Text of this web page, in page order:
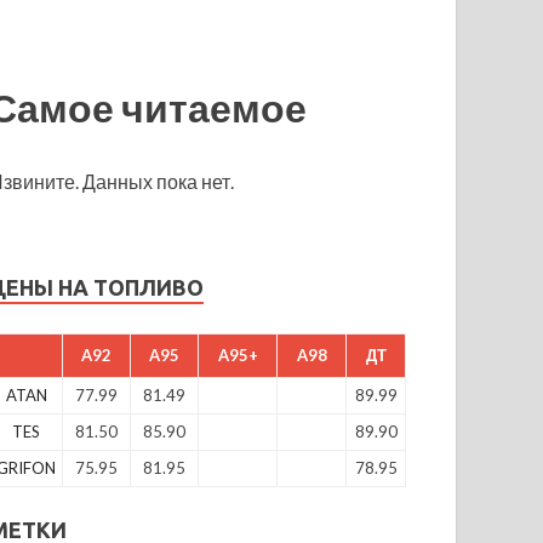
читаемое
Данных пока нет.
НА ТОПЛИВО
A92 A95 A95+ A98 ДТ
ATAN 77.99 81.49
89.99
TES
81.50 85.90
89.90
75.95 81.95 78.95